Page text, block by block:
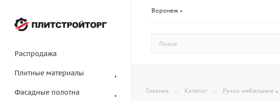
Воронеж
Распродажа
Плитные материалы
Фасадные полотна Главная — Каталог — Ручки мебельные